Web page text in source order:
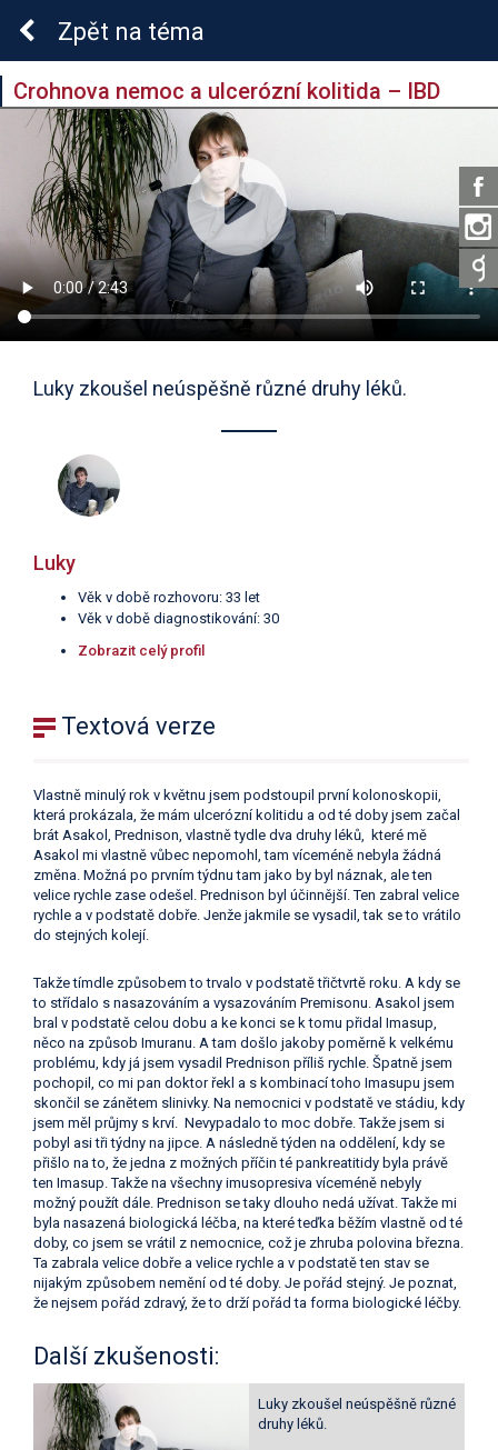
Crohnova nemoc a ulcerózní kolitida – IBD
Zpět na téma
Luky zkoušel neúspěšně různé druhy léků.
Luky
Věk v době rozhovoru: 33 let
Věk v době diagnostikování: 30
Zobrazit celý profil
Textová verze
Vlastně minulý rok v květnu jsem podstoupil první kolonoskopii,
která prokázala, že mám ulcerózní kolitidu a od té doby jsem začal
brát Asakol, Prednison, vlastně tydle dva druhy léků, které mě
Asakol mi vlastně vůbec nepomohl, tam víceméně nebyla žádná
změna. Možná po prvním týdnu tam jako by byl náznak, ale ten
velice rychle zase odešel. Prednison byl účinnější. Ten zabral velice
rychle a v podstatě dobře. Jenže jakmile se vysadil, tak se to vrátilo
do stejných kolejí.
Takže tímdle způsobem to trvalo v podstatě třičtvrtě roku. A kdy se
to střídalo s nasazováním a vysazováním Premisonu. Asakol jsem
bral v podstatě celou dobu a ke konci se k tomu přidal Imasup,
něco na způsob Imuranu. A tam došlo jakoby poměrně k velkému
problému, kdy já jsem vysadil Prednison příliš rychle. Špatně jsem
pochopil, co mi pan doktor řekl a s kombinací toho Imasupu jsem
skončil se zánětem slinivky. Na nemocnici v podstatě ve stádiu, kdy
jsem měl průjmy s krví. Nevypadalo to moc dobře. Takže jsem si
pobyl asi tři týdny na jipce. A následně týden na oddělení, kdy se
přišlo na to, že jedna z možných příčin té pankreatitidy byla právě
ten Imasup. Takže na všechny imusopresiva víceméně nebyly
možný použít dále. Prednison se taky dlouho nedá užívat. Takže mi
byla nasazená biologická léčba, na které teďka běžím vlastně od té
doby, co jsem se vrátil z nemocnice, což je zhruba polovina března.
Ta zabrala velice dobře a velice rychle a v podstatě ten stav se
nijakým způsobem nemění od té doby. Je pořád stejný. Je poznat,
že nejsem pořád zdravý, že to drží pořád ta forma biologické léčby.
Další zkušenosti:
Luky zkoušel neúspěšně různé
druhy léků.